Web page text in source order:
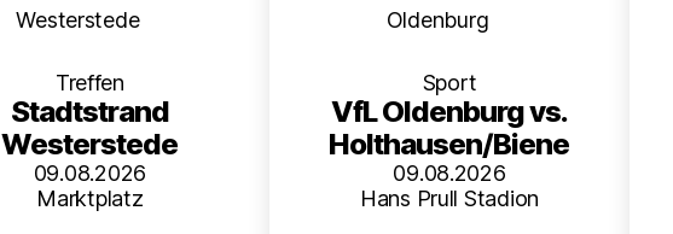
Kategorien
Westerstede
Treffen
Stadtstrand
Westerstede
09.08.2026
Marktplatz
Kategorien
Oldenburg
Sport
VfL Oldenburg vs.
Holthausen/Biene
09.08.2026
Hans Prull Stadion